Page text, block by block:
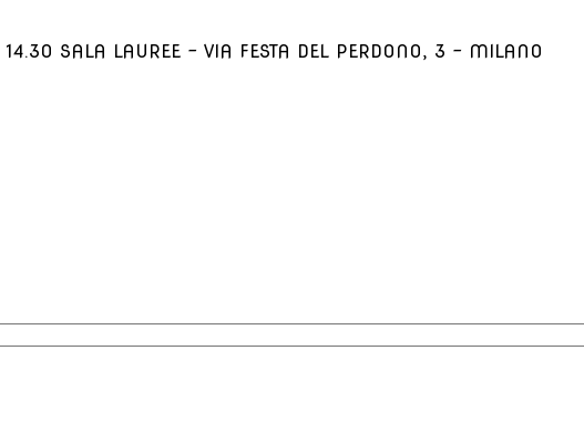
SALA LAUREE - VIA FESTA DEL PERDONO, 3 – MILANO